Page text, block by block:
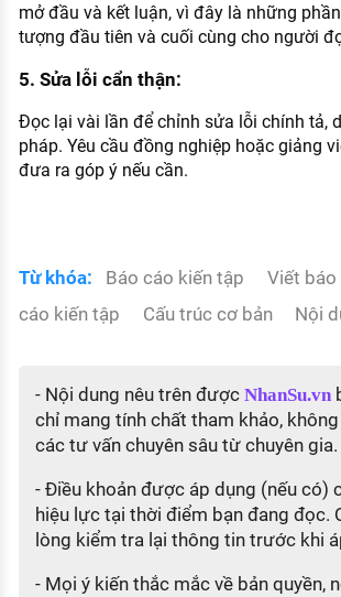
mở đầu và kết luận, vì đây là những
tượng đầu tiên và cuối cùng cho người
5. Sửa lỗi cẩn thận:
Đọc lại vài lần để chỉnh sửa lỗi chính tả,
pháp. Yêu cầu đồng nghiệp hoặc giảng
đưa ra góp ý nếu cần.
Từ khóa: Báo cáo kiến tập Viết báo
cáo kiến tập
Cấu trúc cơ bản Nội
- Nội dung nêu trên được NhanSu.vn
chỉ mang tính chất tham khảo,
các tư vấn chuyên sâu từ chuyên gia.
- Điều khoản được áp dụng (nếu có)
hiệu lực tại thời điểm bạn đang đọc.
lòng kiểm tra lại thông tin trước khi
- Mọi ý kiến thắc mắc về bản quyền,